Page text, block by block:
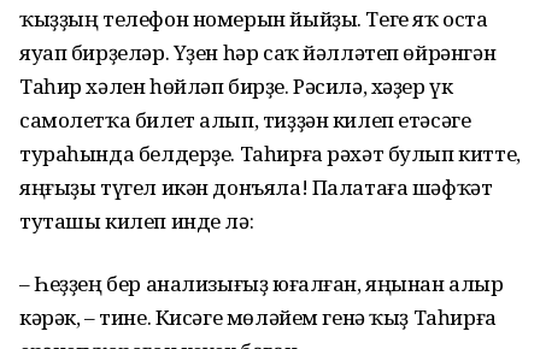
ҡыҙҙың телефон номерын йыйҙы. Теге яҡ оста
яуап бирҙеләр. Үҙен һәр саҡ йәлләтеп өйрәнгән
Таһир хәлен һөйләп бирҙе. Рәсилә, хәҙер үк
самолетҡа билет алып, тиҙҙән килеп етәсәге
тураһында белдерҙе. Таһирға рәхәт булып китте,
яңғыҙы түгел икән донъяла! Палатаға шәфҡәт
туташы килеп инде лә:
– Һеҙҙең бер анализығыҙ юғалған, яңынан алыр
кәрәк, – тине. Кисәге мөләйем генә ҡыҙ Таһирға